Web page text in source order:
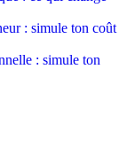
: simule ton coût
: simule ton